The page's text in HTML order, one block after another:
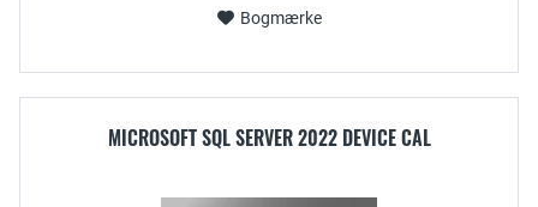
Bogmærke
MICROSOFT SQL SERVER 2022 DEVICE CAL